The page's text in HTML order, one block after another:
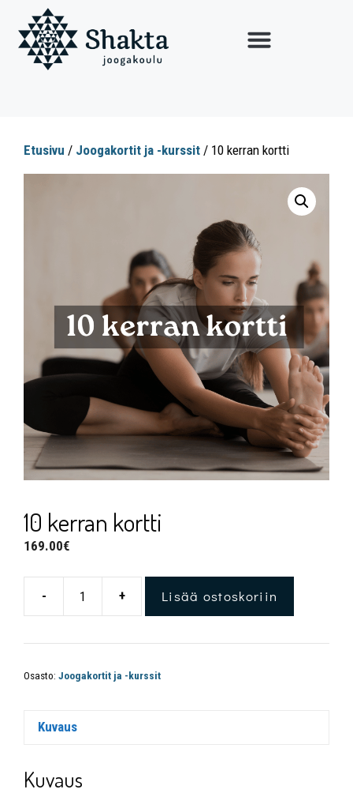
Etusivu / Joogakortit ja -kurssit / 10 kerran kortti
10 kerran kortti
169.00€
- + Lisää ostoskoriin
Osasto: Joogakortit ja -kurssit
Kuvaus
Kuvaus